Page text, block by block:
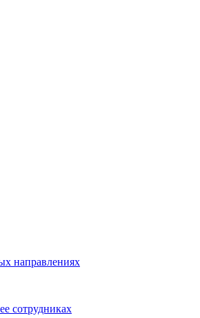
направлениях
сотрудниках